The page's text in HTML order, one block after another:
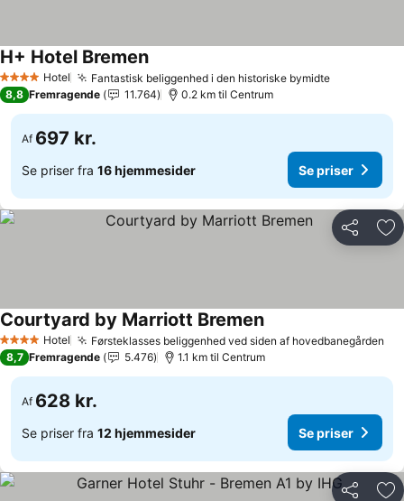
4 StjernerHotel Fantastisk beliggenhed i den historiske bymidte
H+ Hotel Bremen
8,8 Fremragende 11.764 0.2 km til Centrum
Af 697 kr.
Se priser fra 16 hjemmesider Se priser
Del
4 StjernerHotel Førsteklasses beliggenhed ved siden af ​​hovedbanegården
Courtyard by Marriott Bremen
8,7 Fremragende 5.476 1.1 km til Centrum
Af 628 kr.
Se priser fra 12 hjemmesider Se priser